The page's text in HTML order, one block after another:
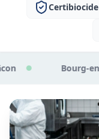
Certibiocide
Bourg-en-Bresse ●